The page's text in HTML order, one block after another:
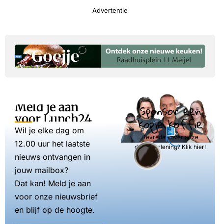
Advertentie
Meld je aan
voor Lunch24
Wil je elke dag om
12.00 uur het laatste
nieuws ontvangen in
jouw mailbox?
Dat kan! Meld je aan
voor onze nieuwsbrief
en blijf op de hoogte.
Sponsor een
kopje koffie
Tevreden over onze
dienstverlening? Klik hier!